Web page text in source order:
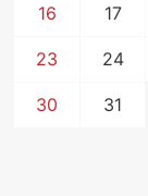
16 17
23 24
30 31